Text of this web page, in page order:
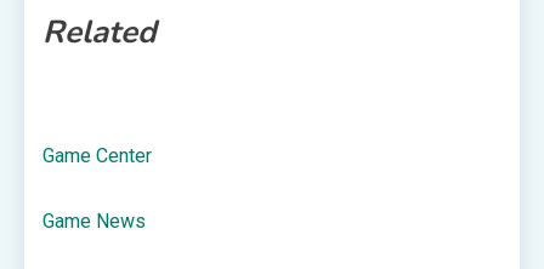
Related
Game Center
Game News